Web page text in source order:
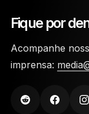
Fique por
Acompanhe
imprensa: